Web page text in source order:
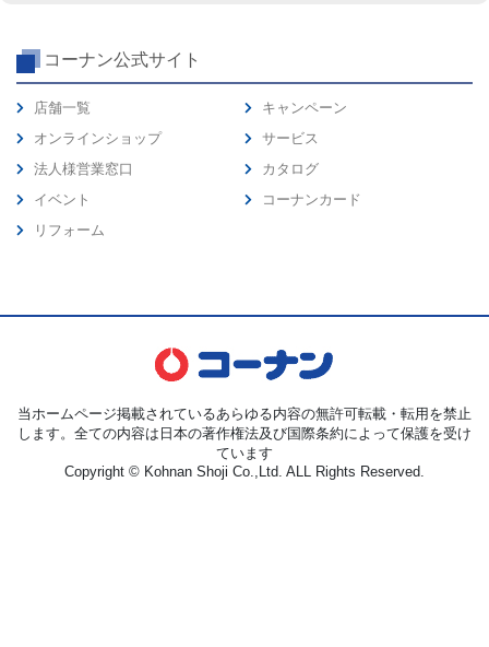
コーナン公式サイト
店舗一覧
オンラインショップ
法人様営業窓口
イベント
リフォーム
キャンペーン
サービス
カタログ
コーナンカード
当ホームページ掲載されているあらゆる内容の無許可転載・転用を禁止
します。全ての内容は日本の著作権法及び国際条約によって保護を受け
ています
Copyright © Kohnan Shoji Co.,Ltd. ALL Rights Reserved.